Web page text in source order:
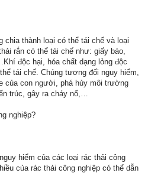
thành loại có thể tái chế và loại
rắn có thể tái chế như: giấy báo,
độc hại, hóa chất dạng lỏng độc
tái chế. Chúng tương đối nguy hiểm,
của con người, phá hủy môi trường
trúc, gây ra cháy nổ,…
nghiệp?
hiểm của các loại rác thải công
của rác thải công nghiệp có thể dẫn